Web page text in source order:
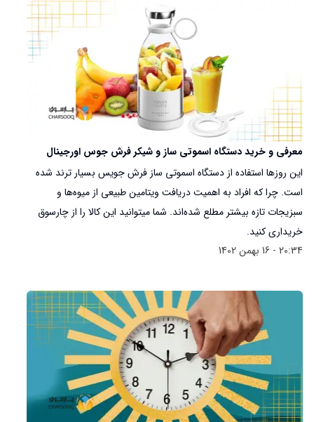
معرفی و خرید دستگاه اسموتی ساز و شیکر فرش جوس اورجینال
این روزها استفاده از دستگاه‌ اسموتی ساز فرش جویس بسیار ترند شده
است. چرا که افراد به اهمیت دریافت ویتامین طبیعی از میوه‌ها و
سبزیجات تازه بیشتر مطلع شده‌اند. شما میتوانید این کالا را از چارسوق
خریداری کنید.
20:34 - 16 بهمن 1402